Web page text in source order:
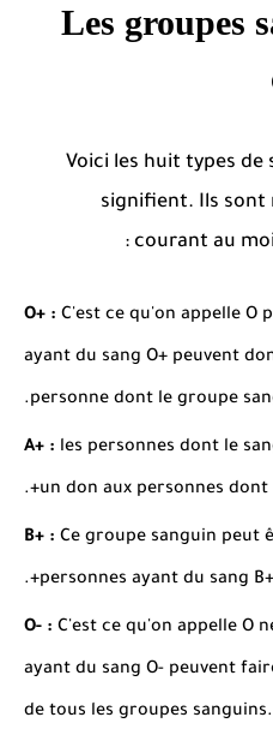
Les groupes
Voici les huit types
signifient. Ils sont
courant au
O+ : C'est ce qu'on appelle O
ayant du sang O+ peuvent
personne dont le groupe
A+ : les personnes dont le
un don aux personnes dont
B+ : Ce groupe sanguin peut
personnes ayant du sang B+
O- : C'est ce qu'on appelle O
ayant du sang O- peuvent
de tous les groupes sanguins.